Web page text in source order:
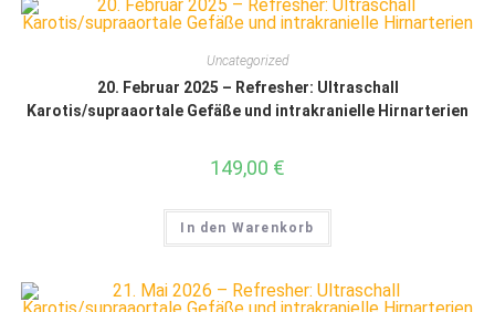
Uncategorized
20. Februar 2025 – Refresher: Ultraschall
Karotis/supraaortale Gefäße und intrakranielle Hirnarterien
149,00 €
In den Warenkorb